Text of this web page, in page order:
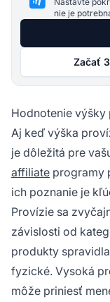
nie je
Začať
Hodnotenie
Aj keď výška
je dôležitá pre
affiliate programy
ich poznanie je
Provízie sa
závislosti od
produkty
fyzické. Vysoká
môže priniesť